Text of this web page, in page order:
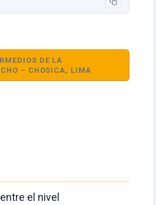
DE LA
– CHOSICA, LIMA
el nivel